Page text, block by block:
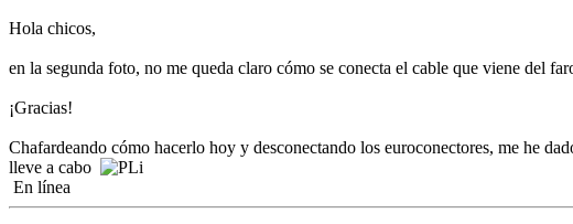
Hola chicos,
en la segunda foto, no me queda claro cómo se conecta el cable que viene del
¡Gracias!
Chafardeando cómo hacerlo hoy y desconectando los euroconectores, me he
lleve a cabo
En línea